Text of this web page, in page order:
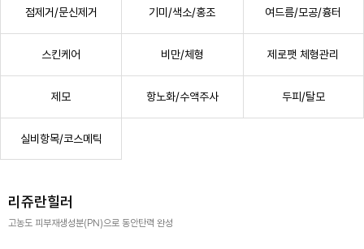
점제거/문신제거 기미/색소/홍조 여드름/모공/흉터
스킨케어 비만/체형 제로팻 체형관리
제모 항노화/수액주사 두피/탈모
실비항목/코스메틱
리쥬란힐러
고농도 피부재생성분(PN)으로 동안탄력 완성